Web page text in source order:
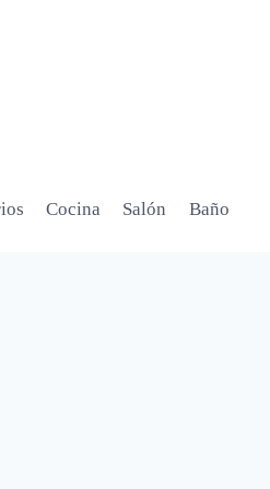
Cocina Salón Baño